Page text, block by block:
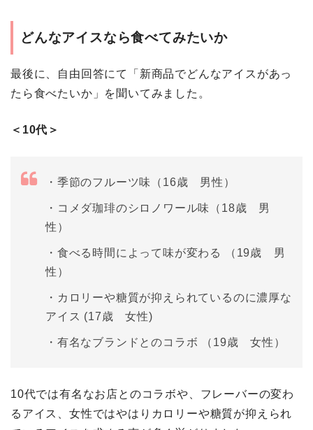
どんなアイスなら食べてみたいか
最後に、自由回答にて「新商品でどんなアイスがあっ
たら食べたいか」を聞いてみました。
＜10代＞
・季節のフルーツ味（16歳 男性）
・コメダ珈琲のシロノワール味（18歳 男
性）
・食べる時間によって味が変わる （19歳 男
性）
・カロリーや糖質が抑えられているのに濃厚な
アイス (17歳 女性)
・有名なブランドとのコラボ （19歳 女性）
10代では有名なお店とのコラボや、フレーバーの変わ
るアイス、女性ではやはりカロリーや糖質が抑えられ